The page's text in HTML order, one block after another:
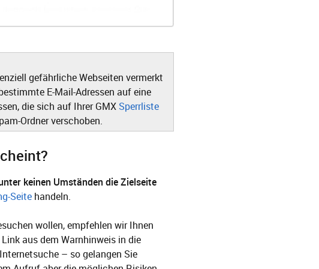
gefährliche Webseiten vermerkt
E-Mail-Adressen auf eine
die sich auf Ihrer GMX Sperrliste
Ordner verschoben.
keinen Umständen die Zielseite
Seite handeln.
wollen, empfehlen wir Ihnen
aus dem Warnhinweis in die
– so gelangen Sie